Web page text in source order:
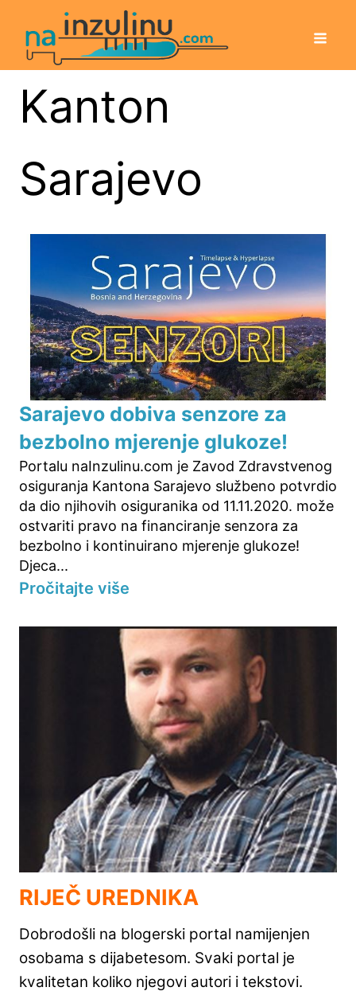
Kanton
Sarajevo
Sarajevo dobiva senzore za
bezbolno mjerenje glukoze!
Portalu naInzulinu.com je Zavod Zdravstvenog
osiguranja Kantona Sarajevo službeno potvrdio
da dio njihovih osiguranika od 11.11.2020. može
ostvariti pravo na financiranje senzora za
bezbolno i kontinuirano mjerenje glukoze!
Djeca...
Pročitajte više
RIJEČ UREDNIKA
Dobrodošli na blogerski portal namijenjen
osobama s dijabetesom. Svaki portal je
kvalitetan koliko njegovi autori i tekstovi.